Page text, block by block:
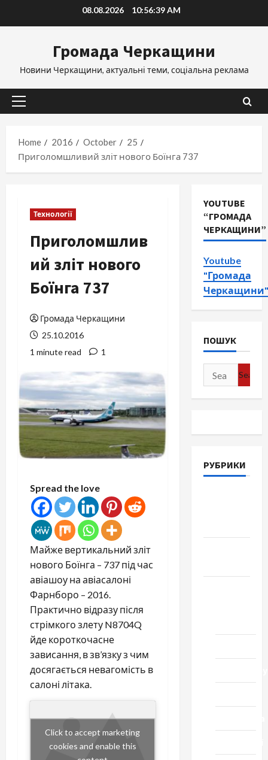
08.08.2026 10:56:39 AM
Громада Черкащини
Новини Черкащини, актуальні теми, соціальна реклама
Primary
Home
2016 October
25
Приголомшливий зліт нового Боїнга 737
Технології
Приголомшлив
ий зліт нового
Боїнга 737
Громада Черкащини
25.10.2016
1 minute read
1
Spread the love
Майже вертикальний зліт
нового Боїнга – 737 під час
авіашоу на авіасалоні
Фарнборо – 2016.
Практично відразу після
стрімкого злету N8704Q
йде короткочасне
зависання, в зв’язку з чим
досягається невагомість в
салоні літака.
Click to accept marketing
cookies and enable this
YOUTUBE
“ГРОМАДА
ЧЕРКАЩИНИ”
Youtube
"Громада
Черкащини"
ПОШУК
Search
for:
РУБРИКИ